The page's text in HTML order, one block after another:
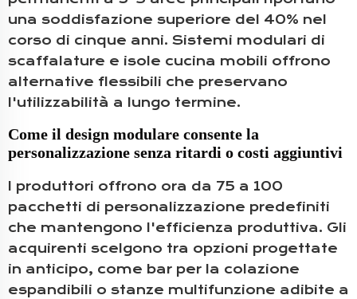
una soddisfazione superiore del 40% nel
corso di cinque anni. Sistemi modulari di
scaffalature e isole cucina mobili offrono
alternative flessibili che preservano
l'utilizzabilità a lungo termine.
Come il design modulare consente la
personalizzazione senza ritardi o costi aggiuntivi
I produttori offrono ora da 75 a 100
pacchetti di personalizzazione predefiniti
che mantengono l'efficienza produttiva. Gli
acquirenti scelgono tra opzioni progettate
in anticipo, come bar per la colazione
espandibili o stanze multifunzione adibite a